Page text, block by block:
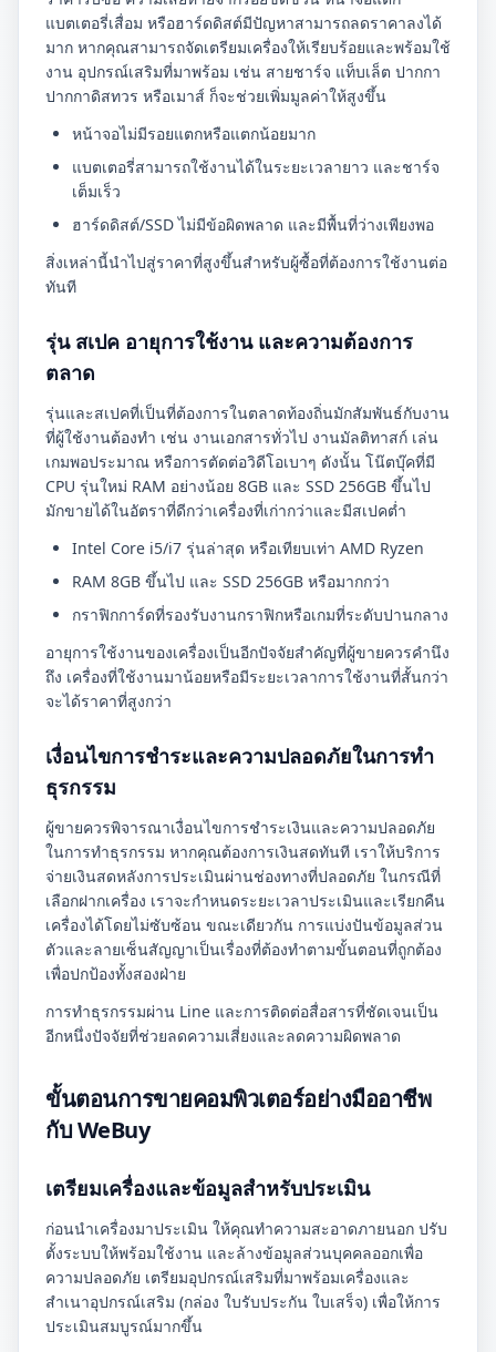
แบตเตอรี่เสื่อม หรือฮาร์ดดิสต์มีปัญหาสามารถลดราคาลงได้
มาก หากคุณสามารถจัดเตรียมเครื่องให้เรียบร้อยและพร้อมใช้
งาน อุปกรณ์เสริมที่มาพร้อม เช่น สายชาร์จ แท็บเล็ต ปากกา
ปากกาดิสทวร หรือเมาส์ ก็จะช่วยเพิ่มมูลค่าให้สูงขึ้น
หน้าจอไม่มีรอยแตกหรือแตกน้อยมาก
แบตเตอรี่สามารถใช้งานได้ในระยะเวลายาว และชาร์จ
เต็มเร็ว
ฮาร์ดดิสต์/SSD ไม่มีข้อผิดพลาด และมีพื้นที่ว่างเพียงพอ
สิ่งเหล่านี้นำไปสู่ราคาที่สูงขึ้นสำหรับผู้ซื้อที่ต้องการใช้งานต่อ
ทันที
รุ่น สเปค อายุการใช้งาน และความต้องการ
ตลาด
รุ่นและสเปคที่เป็นที่ต้องการในตลาดท้องถิ่นมักสัมพันธ์กับงาน
ที่ผู้ใช้งานต้องทำ เช่น งานเอกสารทั่วไป งานมัลติทาสก์ เล่น
เกมพอประมาณ หรือการตัดต่อวิดีโอเบาๆ ดังนั้น โน๊ตบุ๊คที่มี
CPU รุ่นใหม่ RAM อย่างน้อย 8GB และ SSD 256GB ขึ้นไป
มักขายได้ในอัตราที่ดีกว่าเครื่องที่เก่ากว่าและมีสเปคต่ำ
Intel Core i5/i7 รุ่นล่าสุด หรือเทียบเท่า AMD Ryzen
RAM 8GB ขึ้นไป และ SSD 256GB หรือมากกว่า
กราฟิกการ์ดที่รองรับงานกราฟิกหรือเกมที่ระดับปานกลาง
อายุการใช้งานของเครื่องเป็นอีกปัจจัยสำคัญที่ผู้ขายควรคำนึง
ถึง เครื่องที่ใช้งานมาน้อยหรือมีระยะเวลาการใช้งานที่สั้นกว่า
จะได้ราคาที่สูงกว่า
เงื่อนไขการชำระและความปลอดภัยในการทำ
ธุรกรรม
ผู้ขายควรพิจารณาเงื่อนไขการชำระเงินและความปลอดภัย
ในการทำธุรกรรม หากคุณต้องการเงินสดทันที เราให้บริการ
จ่ายเงินสดหลังการประเมินผ่านช่องทางที่ปลอดภัย ในกรณีที่
เลือกฝากเครื่อง เราจะกำหนดระยะเวลาประเมินและเรียกคืน
เครื่องได้โดยไม่ซับซ้อน ขณะเดียวกัน การแบ่งปันข้อมูลส่วน
ตัวและลายเซ็นสัญญาเป็นเรื่องที่ต้องทำตามขั้นตอนที่ถูกต้อง
เพื่อปกป้องทั้งสองฝ่าย
การทำธุรกรรมผ่าน Line และการติดต่อสื่อสารที่ชัดเจนเป็น
อีกหนึ่งปัจจัยที่ช่วยลดความเสี่ยงและลดความผิดพลาด
ขั้นตอนการขายคอมพิวเตอร์อย่างมืออาชีพ
กับ WeBuy
เตรียมเครื่องและข้อมูลสำหรับประเมิน
ก่อนนำเครื่องมาประเมิน ให้คุณทำความสะอาดภายนอก ปรับ
ตั้งระบบให้พร้อมใช้งาน และล้างข้อมูลส่วนบุคคลออกเพื่อ
ความปลอดภัย เตรียมอุปกรณ์เสริมที่มาพร้อมเครื่องและ
สำเนาอุปกรณ์เสริม (กล่อง ใบรับประกัน ใบเสร็จ) เพื่อให้การ
ประเมินสมบูรณ์มากขึ้น